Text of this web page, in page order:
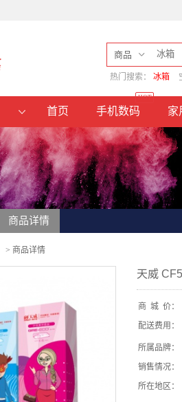
商品
热门搜索： 冰箱
首页 手机数码
HOT
家
商品详情
> 商品详情
天威
商 城 价：
配送费用：
所属品牌：
销售情况：
所在地区：